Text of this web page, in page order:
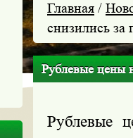
Главная /
снизились
Рублевые цены
Рублевые